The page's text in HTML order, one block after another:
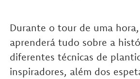
Durante o tour de uma
aprenderá tudo sobre a
diferentes técnicas de
inspiradores, além dos